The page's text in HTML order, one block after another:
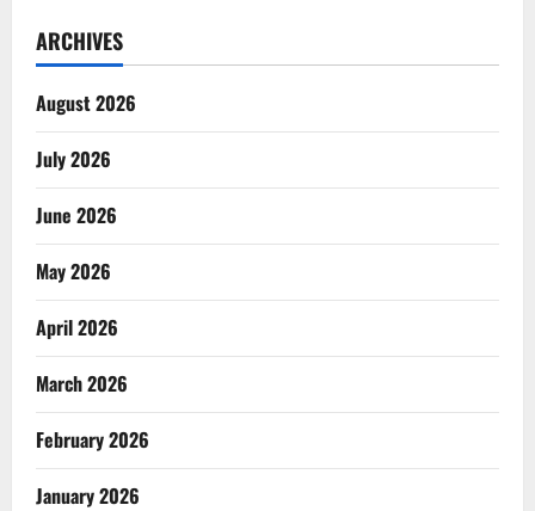
ARCHIVES
August 2026
July 2026
June 2026
May 2026
April 2026
March 2026
February 2026
January 2026